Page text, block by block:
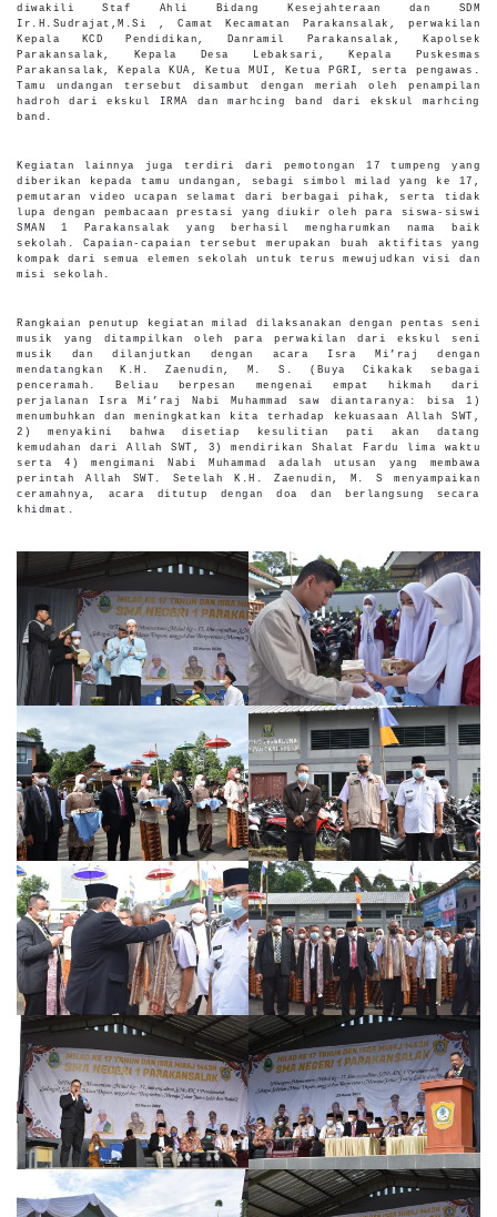
diwakili Staf Ahli Bidang Kesejahteraan dan SDM
Ir.H.Sudrajat,M.Si , Camat Kecamatan Parakansalak, perwakilan
Kepala KCD Pendidikan, Danramil Parakansalak, Kapolsek
Parakansalak, Kepala Desa Lebaksari, Kepala Puskesmas
Parakansalak, Kepala KUA, Ketua MUI, Ketua PGRI, serta pengawas.
Tamu undangan tersebut disambut dengan meriah oleh penampilan
hadroh dari ekskul IRMA dan marhcing band dari ekskul marhcing
band.
Kegiatan lainnya juga terdiri dari pemotongan 17 tumpeng yang
diberikan kepada tamu undangan, sebagi simbol milad yang ke 17,
pemutaran video ucapan selamat dari berbagai pihak, serta tidak
lupa dengan pembacaan prestasi yang diukir oleh para siswa-siswi
SMAN 1 Parakansalak yang berhasil mengharumkan nama baik
sekolah. Capaian-capaian tersebut merupakan buah aktifitas yang
kompak dari semua elemen sekolah untuk terus mewujudkan visi dan
misi sekolah.
Rangkaian penutup kegiatan milad dilaksanakan dengan pentas seni
musik yang ditampilkan oleh para perwakilan dari ekskul seni
musik dan dilanjutkan dengan acara Isra Mi’raj dengan
mendatangkan K.H. Zaenudin, M. S. (Buya Cikakak sebagai
penceramah. Beliau berpesan mengenai empat hikmah dari
perjalanan Isra Mi’raj Nabi Muhammad saw diantaranya: bisa 1)
menumbuhkan dan meningkatkan kita terhadap kekuasaan Allah SWT,
2) menyakini bahwa disetiap kesulitian pati akan datang
kemudahan dari Allah SWT, 3) mendirikan Shalat Fardu lima waktu
serta 4) mengimani Nabi Muhammad adalah utusan yang membawa
perintah Allah SWT. Setelah K.H. Zaenudin, M. S menyampaikan
ceramahnya, acara ditutup dengan doa dan berlangsung secara
khidmat.